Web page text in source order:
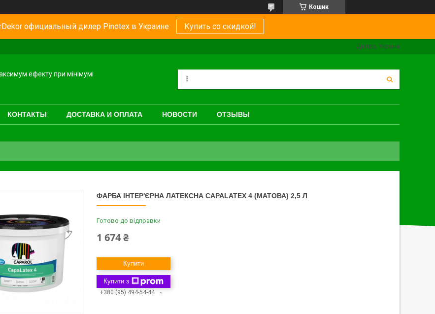
Кошик
официальный дилер Pinotex в Украине Купить со скидкой!
Дніпро, Україна
ефекту при мінімумі
КОНТАКТЫ ДОСТАВКА И ОПЛАТА НОВОСТИ ОТЗЫВЫ
ФАРБА ІНТЕР'ЄРНА ЛАТЕКСНА CAPALATEX 4 (МАТОВА) 2,5 Л
Готово до відправки
1 674 ₴
Купити
Купити з
+380 (95) 494-54-44